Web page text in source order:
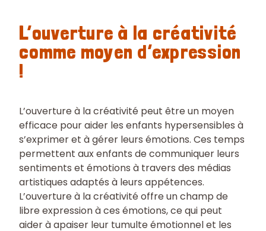
L’ouverture à la créativité
comme moyen d’expression
!
L’ouverture à la créativité peut être un moyen
efficace pour aider les enfants hypersensibles à
s’exprimer et à gérer leurs émotions. Ces temps
permettent aux enfants de communiquer leurs
sentiments et émotions à travers des médias
artistiques adaptés à leurs appétences.
L’ouverture à la créativité offre un champ de
libre expression à ces émotions, ce qui peut
aider à apaiser leur tumulte émotionnel et les